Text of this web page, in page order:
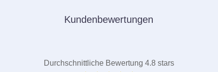
Kundenbewertungen
Durchschnittliche Bewertung 4.8 stars